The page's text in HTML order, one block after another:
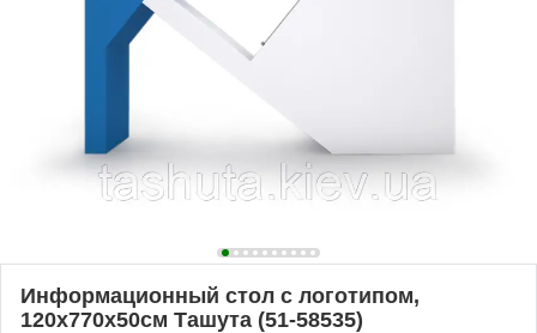
Информационный стол с логотипом,
120х770х50см Ташута (51-58535)